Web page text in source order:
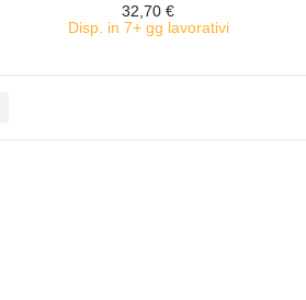
32,70 €
Disp. in 7+ gg lavorativi